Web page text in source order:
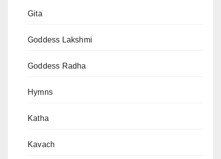
Gita
Goddess Lakshmi
Goddess Radha
Hymns
Katha
Kavach